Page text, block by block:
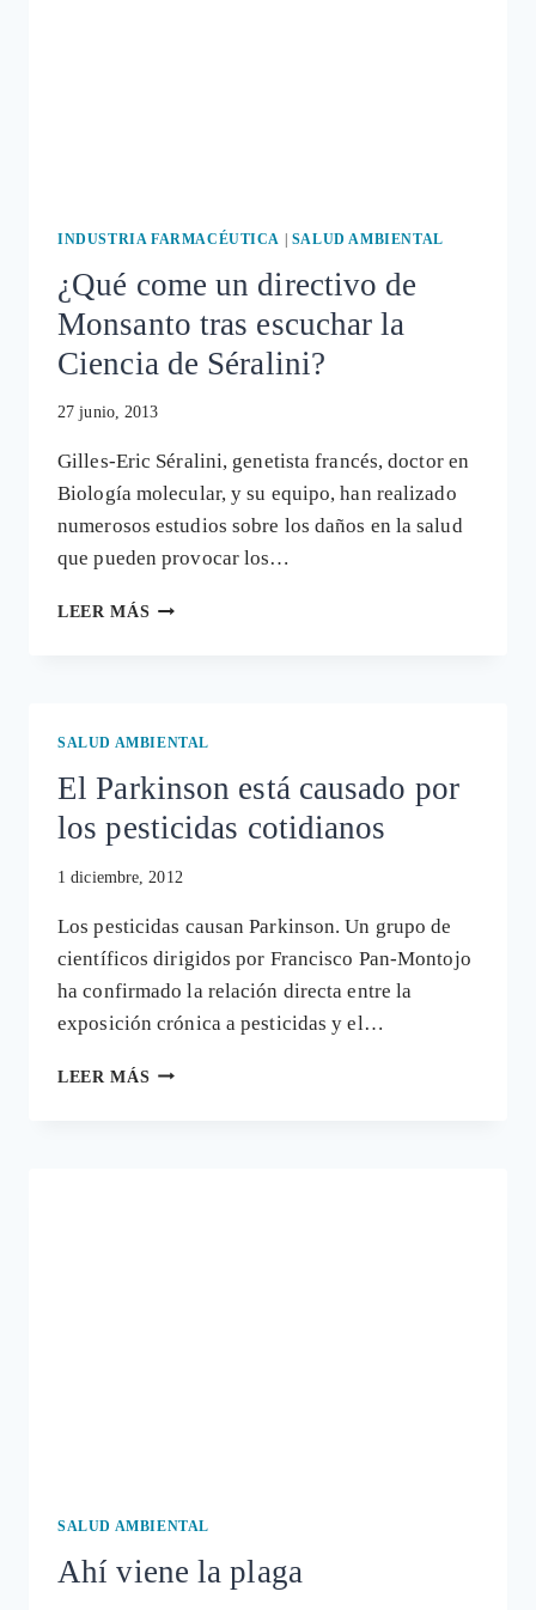
INDUSTRIA FARMACÉUTICA | SALUD AMBIENTAL
¿Qué come un directivo de
Monsanto tras escuchar la
Ciencia de Séralini?
27 junio, 2013
Gilles-Eric Séralini, genetista francés, doctor en
Biología molecular, y su equipo, han realizado
numerosos estudios sobre los daños en la salud
que pueden provocar los…
LEER MÁS ¿QUÉ
ESCUCHAR
CIENCIA
SÉRALINI?
SALUD AMBIENTAL
El Parkinson está causado por
los pesticidas cotidianos
1 diciembre, 2012
Los pesticidas causan Parkinson. Un grupo de
científicos dirigidos por Francisco Pan-Montojo
ha confirmado la relación directa entre la
exposición crónica a pesticidas y el…
LEER MÁS EL
SALUD AMBIENTAL
Ahí viene la plaga